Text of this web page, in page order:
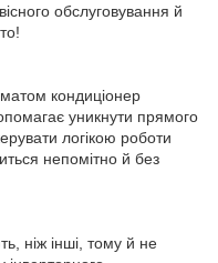
обслуговування й
кондиціонер
уникнути прямого
логікою роботи
непомітно й без
ніж інші, тому й не